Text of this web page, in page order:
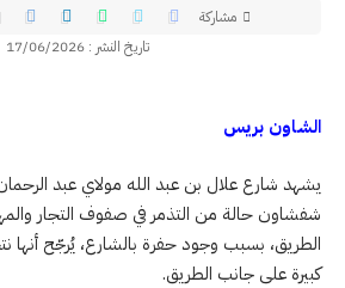
تاريخ النشر : 17/06/2026
مشاركة
الشاون بريس
يشهد شارع علال بن عبد الله مولاي عبد
شفشاون حالة من التذمر في صفوف التجار
الطريق، بسبب وجود حفرة بالشارع، يُرجّح
كبيرة على جانب الطريق.